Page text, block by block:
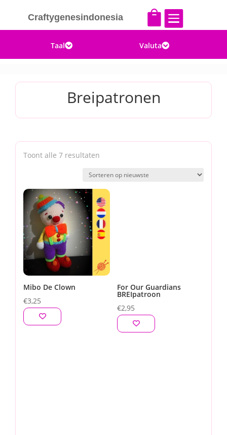
Craftygenesindonesia  
Taal Valuta
Breipatronen
Toont alle 7 resultaten
nieuwste
Mibo De Clown
€3,25
For Our Guardians
BREIpatroon
€2,95